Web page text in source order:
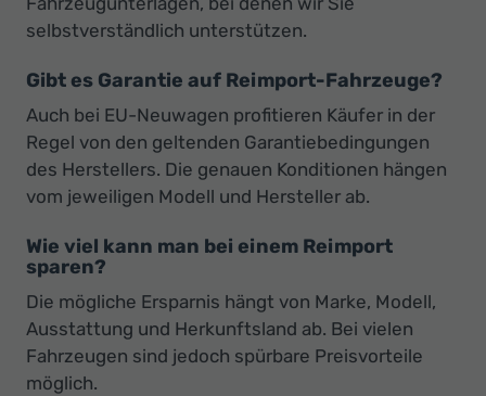
selbstverständlich unterstützen.
Gibt es Garantie auf Reimport-Fahrzeuge?
Auch bei EU-Neuwagen profitieren Käufer in der
Regel von den geltenden Garantiebedingungen
des Herstellers. Die genauen Konditionen hängen
vom jeweiligen Modell und Hersteller ab.
Wie viel kann man bei einem Reimport
sparen?
Die mögliche Ersparnis hängt von Marke, Modell,
Ausstattung und Herkunftsland ab. Bei vielen
Fahrzeugen sind jedoch spürbare Preisvorteile
möglich.